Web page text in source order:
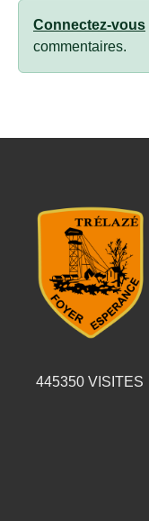
Connectez-vous
commentaires.
445350 VISITES